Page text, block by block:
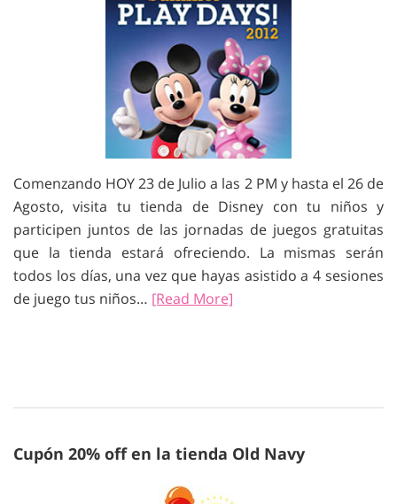
Comenzando HOY 23 de Julio a las 2 PM y hasta el 26 de
Agosto, visita tu tienda de Disney con tu niños y
participen juntos de las jornadas de juegos gratuitas
que la tienda estará ofreciendo. La mismas serán
todos los días, una vez que hayas asistido a 4 sesiones
de juego tus niños… [Read More]
Cupón 20% off en la tienda Old Navy